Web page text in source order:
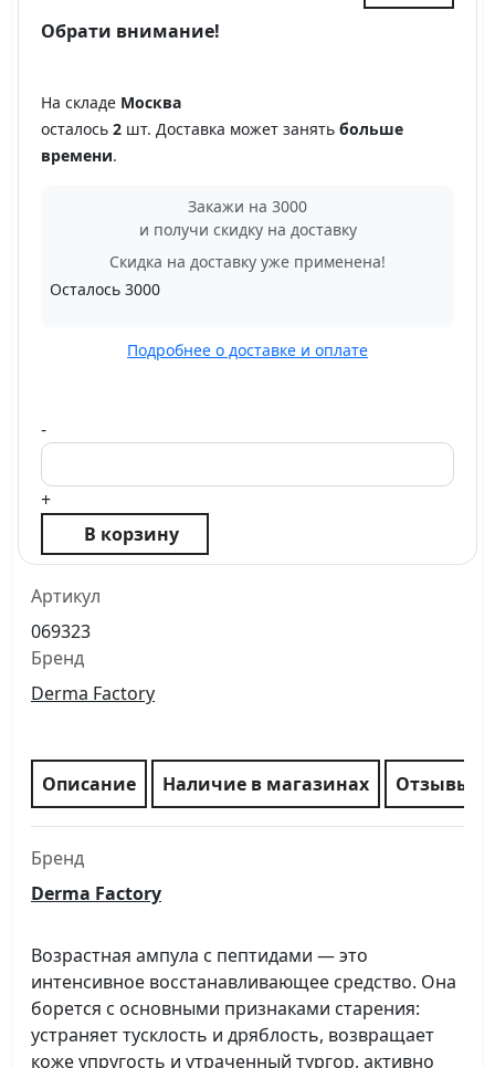
Обрати внимание!
На складе Москва
осталось 2 шт. Доставка может занять больше
времени.
Закажи на 3000
и получи скидку на доставку
Скидка на доставку уже применена!
Осталось 3000
Подробнее о доставке и оплате
-
+
В корзину
Артикул
069323
Бренд
Derma Factory
Описание Наличие в магазинах Отзывы
Бренд
Derma Factory
Возрастная ампула с пептидами — это
интенсивное восстанавливающее средство. Она
борется с основными признаками старения:
устраняет тусклость и дряблость, возвращает
коже упругость и утраченный тургор, активно